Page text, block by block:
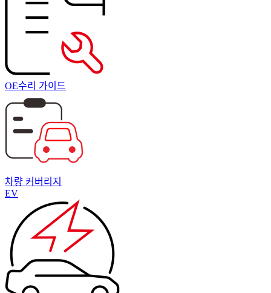
OE수리 가이드
차량 커버리지
EV